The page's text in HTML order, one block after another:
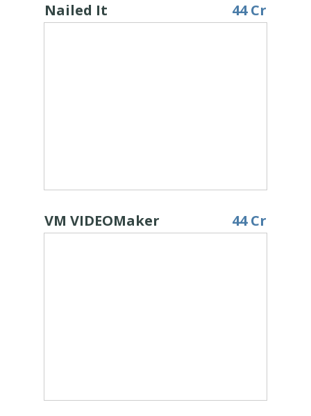
Nailed It 44 Cr
VM VIDEOMaker 44 Cr